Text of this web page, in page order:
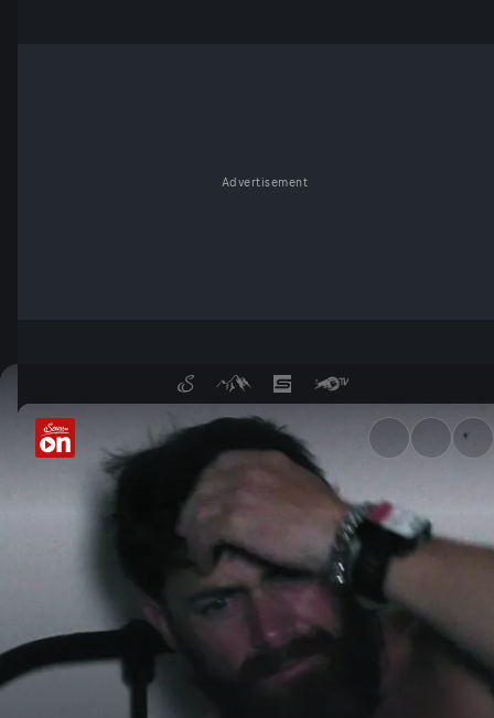
Advertisement
Was passiert, wenn unsere